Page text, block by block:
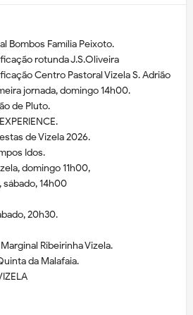
Bombos Família Peixoto.
rotunda J.S.Oliveira
Centro Pastoral Vizela S. Adrião
jornada, domingo 14h00.
de Pluto.
de Vizela 2026.
Idos.
domingo 11h00,
sábado, 14h00
20h30.
Ribeirinha Vizela.
da Malafaia.